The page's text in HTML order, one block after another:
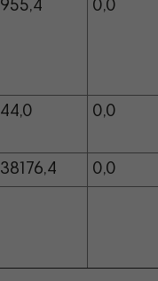
955,4 0,0
44,0 0,0
38176,4 0,0